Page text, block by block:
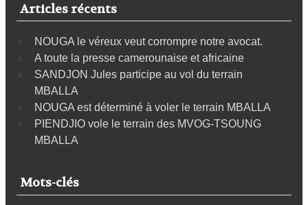
Articles récents
NOUGA le véreux veut corrompre notre avocat.
A toute la presse camerounaise et africaine
SANDJON Jules participe au vol du terrain
MBALLA
NOUGA est déterminé à voler le terrain MBALLA
PIENDJIO vole le terrain des MVOG-TSOUNG
MBALLA
Mots-clés